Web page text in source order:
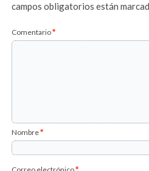
campos obligatorios están
Comentario*
Nombre*